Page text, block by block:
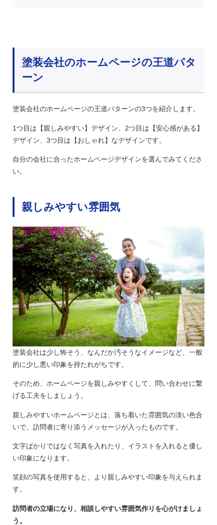
塗装会社のホームページの王道パタ
ーン
塗装会社のホームページの王道パターンの3つを紹介します。
1つ目は【親しみやすい】デザイン、2つ目は【安心感がある】
デザイン、3つ目は【おしゃれ】なデザインです。
自分の会社に合ったホームページデザインを選んでみてくださ
い。
親しみやすい雰囲気
塗装会社は少し怖そう、なんだか汚そうなイメージなど、一般
的に少し悪い印象を持たれがちです。
そのため、ホームページを親しみやすくして、問い合わせに繋
げる工夫をしましょう。
親しみやすいホームページとは、落ち着いた雰囲気の淡い色合
いで、訪問者に寄り添うメッセージが入ったものです。
文字ばかりではなく写真を入れたり、イラストを入れると優し
い印象になります。
笑顔の写真を使用すると、より親しみやすい印象を与えられま
す。
訪問者の立場になり、相談しやすい雰囲気作りを心がけましょ
う。